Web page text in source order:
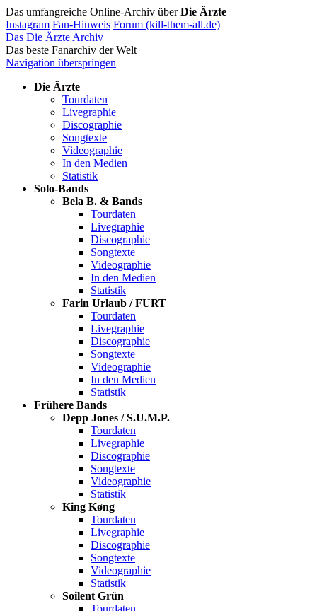
Das umfangreiche Online-Archiv überDie Ärzte
Instagram Fan-Hinweis Forum (kill-them-all.de)
Das Die Ärzte Archiv
Das beste Fanarchiv der Welt
Navigation überspringen
Die Ärzte
Tourdaten
Livegraphie
Discographie
Songtexte
Videographie
In den Medien
Statistik
Solo-Bands
Bela B. & Bands
Tourdaten
Livegraphie
Discographie
Songtexte
Videographie
In den Medien
Statistik
Farin Urlaub / FURT
Tourdaten
Livegraphie
Discographie
Songtexte
Videographie
In den Medien
Statistik
Frühere Bands
Depp Jones / S.U.M.P.
Tourdaten
Livegraphie
Discographie
Songtexte
Videographie
Statistik
King Køng
Tourdaten
Livegraphie
Discographie
Songtexte
Videographie
Statistik
Soilent Grün
Tourdaten